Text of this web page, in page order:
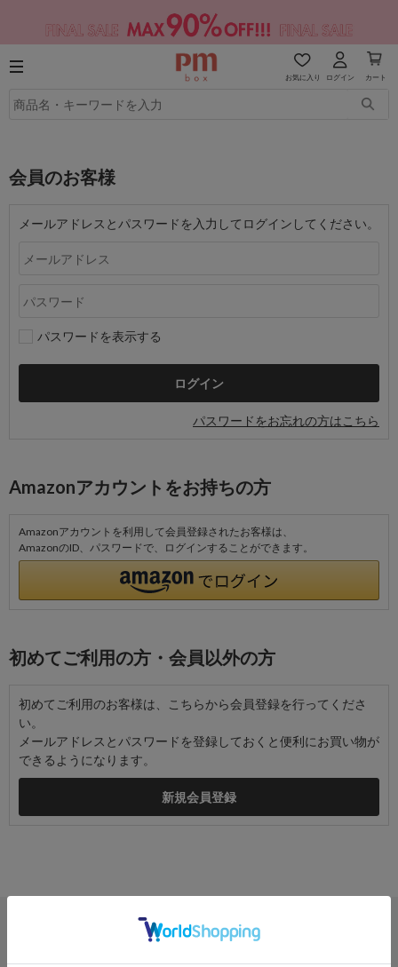
お気に入り ログイン カート
会員のお客様
メールアドレスとパスワードを入力してログインしてください。
パスワードを表示する
パスワードをお忘れの方はこちら
Amazonアカウントをお持ちの方
Amazonアカウントを利用して会員登録されたお客様は、
AmazonのID、パスワードで、ログインすることができます。
初めてご利用の方・会員以外の方
初めてご利用のお客様は、こちらから会員登録を行ってくださ
い。
メールアドレスとパスワードを登録しておくと便利にお買い物が
できるようになります。